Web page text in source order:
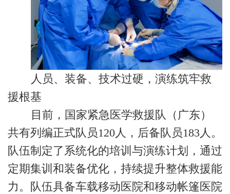
人员、装备、技术过硬，演练筑牢救
援根基
目前，国家紧急医学救援队（广东）
共有列编正式队员120人，后备队员183人。
队伍制定了系统化的培训与演练计划，通过
定期集训和装备优化，持续提升整体救援能
力。队伍具备车载移动医院和移动帐篷医院